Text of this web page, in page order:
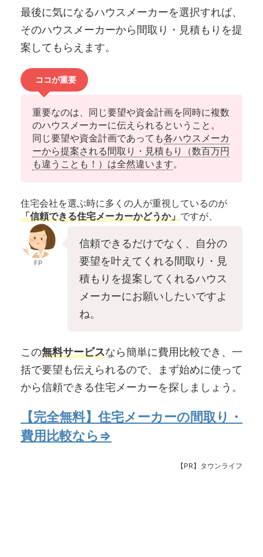
最後に気になるハウスメーカーを選択すれば、
そのハウスメーカーから間取り・見積もりを提
案してもらえます。
ココが重要
重要なのは、同じ要望や資金計画を同時に複数
のハウスメーカーに伝えられるということ。
同じ要望や資金計画であっても各ハウスメーカ
ーから提案される間取り・見積もり（数百万円
も違うことも！）は全然違います。
住宅会社を選ぶ時に多くの人が重視しているのが
「信頼できる住宅メーカーかどうか」ですが、
FP
信頼できるだけでなく、自分の
要望を叶えてくれる間取り・見
積もりを提案してくれるハウス
メーカーにお願いしたいですよ
ね。
この無料サービスなら簡単に費用比較でき、一
括で要望も伝えられるので、まず始めに使って
から信頼できる住宅メーカーを探しましょう。
【完全無料】住宅メーカーの間取り・
費用比較なら⇒
【PR】タウンライフ